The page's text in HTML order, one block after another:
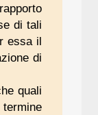
di tali
essa il
di
quali